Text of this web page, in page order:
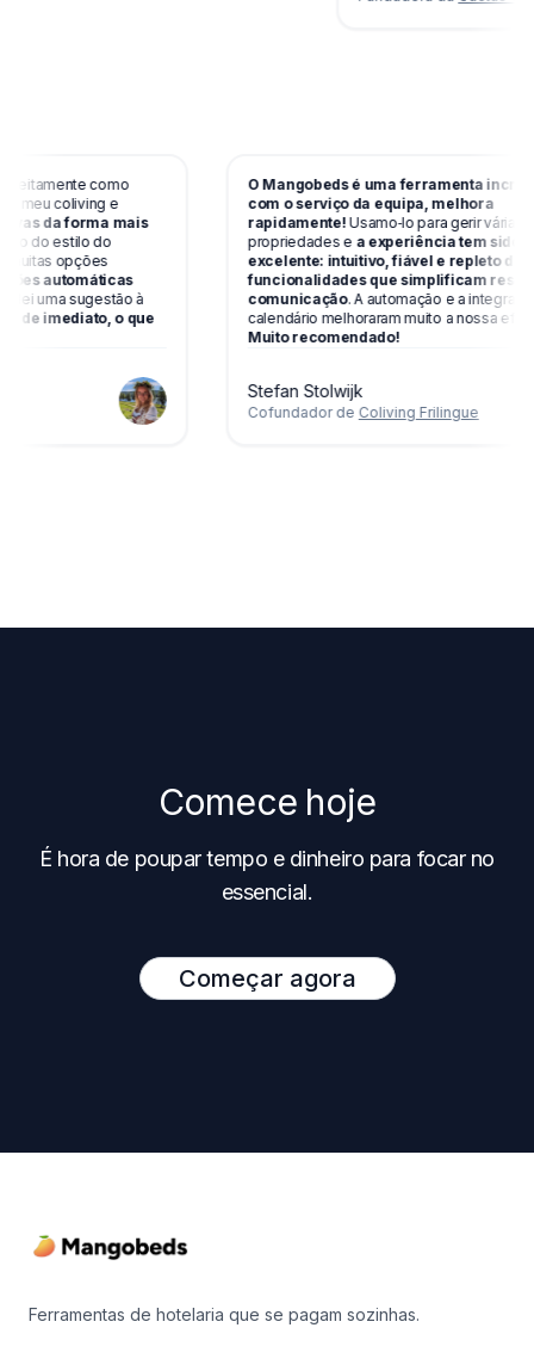
como
o meu coliving e
da forma mais
do estilo do
muitas opções
automáticas
dei uma sugestão à
de imediato, o que
O Mangobeds é uma ferramenta
com o serviço da equipa, melhora
rapidamente!Usamo‑lo para gerir várias
propriedades ea experiência tem sido
excelente: intuitivo, fiável e repleto de
funcionalidades que simplificam
comunicação. A automação e a
calendário melhoraram muito a nossa
Muito recomendado!
Stefan Stolwijk
Cofundador deColiving Frilingue
Comece hoje
É hora de poupar tempo e dinheiro para focar no
essencial.
Começar agora
Ferramentas de hotelaria que se pagam sozinhas.